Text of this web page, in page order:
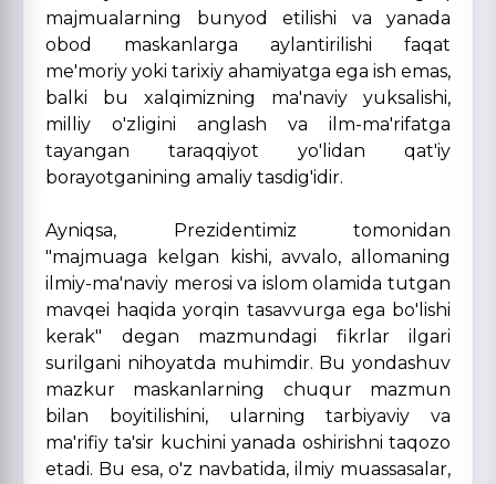
majmualarning bunyod etilishi va yanada
obod maskanlarga aylantirilishi faqat
me'moriy yoki tarixiy ahamiyatga ega ish emas,
balki bu xalqimizning ma'naviy yuksalishi,
milliy o'zligini anglash va ilm-ma'rifatga
tayangan taraqqiyot yo'lidan qat'iy
borayotganining amaliy tasdig'idir.
Ayniqsa, Prezidentimiz tomonidan
"majmuaga kelgan kishi, avvalo, allomaning
ilmiy-ma'naviy merosi va islom olamida tutgan
mavqei haqida yorqin tasavvurga ega bo'lishi
kerak" degan mazmundagi fikrlar ilgari
surilgani nihoyatda muhimdir. Bu yondashuv
mazkur maskanlarning chuqur mazmun
bilan boyitilishini, ularning tarbiyaviy va
ma'rifiy ta'sir kuchini yanada oshirishni taqozo
etadi. Bu esa, o'z navbatida, ilmiy muassasalar,